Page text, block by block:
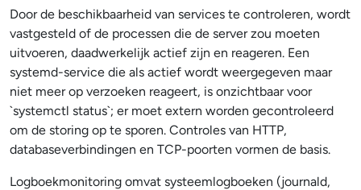
Door de beschikbaarheid van services te controleren, wordt
vastgesteld of de processen die de server zou moeten
uitvoeren, daadwerkelijk actief zijn en reageren. Een
systemd-service die als actief wordt weergegeven maar
niet meer op verzoeken reageert, is onzichtbaar voor
`systemctl status`; er moet extern worden gecontroleerd
om de storing op te sporen. Controles van HTTP,
databaseverbindingen en TCP-poorten vormen de basis.
Logboekmonitoring omvat systeemlogboeken (journald,